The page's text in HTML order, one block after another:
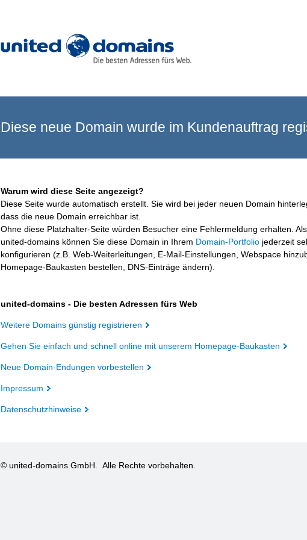
Diese neue Domain wurde im Kundenauftrag
Warum wird diese Seite angezeigt?
Diese Seite wurde automatisch erstellt. Sie wird bei jeder neuen Domain
dass die neue Domain erreichbar ist.
Ohne diese Platzhalter-Seite würden Besucher eine Fehlermeldung erhalten.
united-domains können Sie diese Domain in Ihrem Domain-Portfolio jederzeit
konfigurieren (z.B. Web-Weiterleitungen, E-Mail-Einstellungen, Webspace
Homepage-Baukasten bestellen, DNS-Einträge ändern).
united-domains - Die besten Adressen fürs Web
Weitere Domains günstig registrieren
Gehen Sie einfach und schnell online mit unserem Homepage-Baukasten
Neue Domain-Endungen vorbestellen
Impressum
Datenschutzhinweise
© united-domains GmbH. Alle Rechte vorbehalten.